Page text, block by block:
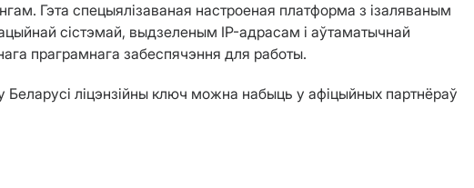
Гэта спецыялізаваная настроеная платформа з ізаляваным
сістэмай, выдзеленым IP-адрасам і аўтаматычнай
праграмнага забеспячэння для работы.
ліцэнзійны ключ можна набыць у афіцыйных партнёраў